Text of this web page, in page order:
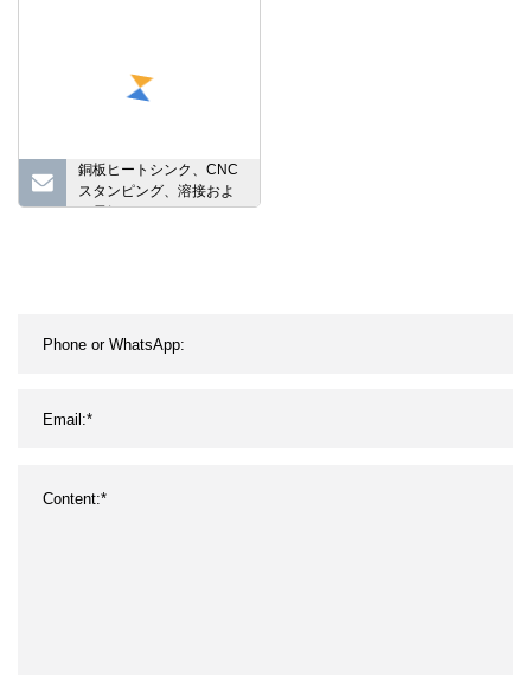
銅板ヒートシンク、CNC
スタンピング、溶接およ
び電気メッキラジエータ